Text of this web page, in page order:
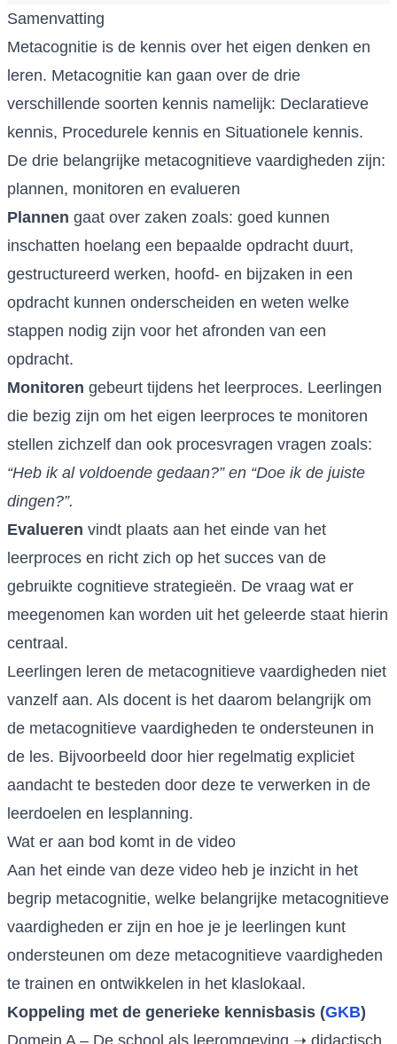
Samenvatting
Metacognitie is de kennis over het eigen denken en
leren. Metacognitie kan gaan over de drie
verschillende soorten kennis namelijk: Declaratieve
kennis, Procedurele kennis en Situationele kennis.
De drie belangrijke metacognitieve vaardigheden zijn:
plannen, monitoren en evalueren
Plannen gaat over zaken zoals: goed kunnen
inschatten hoelang een bepaalde opdracht duurt,
gestructureerd werken, hoofd- en bijzaken in een
opdracht kunnen onderscheiden en weten welke
stappen nodig zijn voor het afronden van een
opdracht.
Monitoren gebeurt tijdens het leerproces. Leerlingen
die bezig zijn om het eigen leerproces te monitoren
stellen zichzelf dan ook procesvragen vragen zoals:
“Heb ik al voldoende gedaan?” en “Doe ik de juiste
dingen?”.
Evalueren vindt plaats aan het einde van het
leerproces en richt zich op het succes van de
gebruikte cognitieve strategieën. De vraag wat er
meegenomen kan worden uit het geleerde staat hierin
centraal.
Leerlingen leren de metacognitieve vaardigheden niet
vanzelf aan. Als docent is het daarom belangrijk om
de metacognitieve vaardigheden te ondersteunen in
de les. Bijvoorbeeld door hier regelmatig expliciet
aandacht te besteden door deze te verwerken in de
leerdoelen en lesplanning.
Wat er aan bod komt in de video
Aan het einde van deze video heb je inzicht in het
begrip metacognitie, welke belangrijke metacognitieve
vaardigheden er zijn en hoe je je leerlingen kunt
ondersteunen om deze metacognitieve vaardigheden
te trainen en ontwikkelen in het klaslokaal.
Koppeling met de generieke kennisbasis (GKB)
Domein A – De school als leeromgeving ➝ didactisch